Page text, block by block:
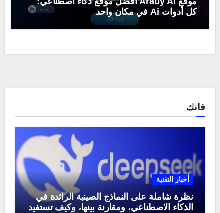
كل أدوات Ai في مكان واحد
فاتك
أخبار التقنية
نظرة شاملة على النماذج الصينية الرائدة في
الذكاء الاصطناعي، ومقارنة بينها، وكيف تستفيد